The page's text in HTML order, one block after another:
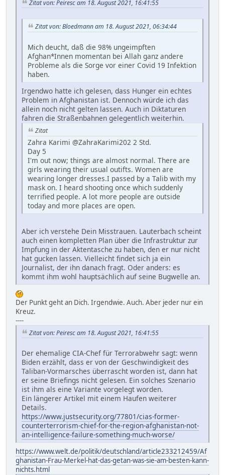
Zitat von: Peiresc am 18. August 2021, 16:41:55
Zitat von: Bloedmann am 18. August 2021, 06:34:44
Mich deucht, daß die 98% ungeimpften
Afghan*Innen momentan bei Allah ganz andere
Probleme als die Sorge vor einer Covid 19 Infektion
haben.
Irgendwo hatte ich gelesen, dass Hunger ein echtes
Problem in Afghanistan ist. Dennoch würde ich das
allein noch nicht gelten lassen. Auch in Diktaturen
fahren die Straßenbahnen gelegentlich weiterhin.
Zitat
Zahra Karimi @ZahraKarimi202 2 Std.
Day 5
I'm out now; things are almost normal. There are
girls wearing their usual outifts. Women are
wearing longer dresses.I passed by a Talib with my
mask on. I heard shooting once which suddenly
terrified people. A lot more people are outside
today and more places are open.
Aber ich verstehe Dein Misstrauen. Lauterbach scheint
auch einen kompletten Plan über die Infrastruktur zur
Impfung in der Aktentasche zu haben, den er nur nicht
hat gucken lassen. Vielleicht findet sich ja ein
Journalist, der ihn danach fragt. Oder anders: es
kommt ihm wohl hauptsächlich auf seine Bugwelle an.
Der Punkt geht an Dich. Irgendwie. Auch. Aber jeder nur ein
Kreuz.
----
Zitat von: Peiresc am 18. August 2021, 16:41:55
Der ehemalige CIA-Chef für Terrorabwehr sagt: wenn
Biden erzählt, dass er von der Geschwindigkeit des
Taliban-Vormarsches überrascht worden ist, dann hat
er seine Briefings nicht gelesen. Ein solches Szenario
ist ihm als eine Variante vorgelegt worden.
Ein längerer Artikel mit einem Haufen weiterer
Details.
https://www.justsecurity.org/77801/cias-former-
counterterrorism-chief-for-the-region-afghanistan-not-
an-intelligence-failure-something-much-worse/
https://www.welt.de/politik/deutschland/article233212459/Af
ghanistan-Frau-Merkel-hat-das-getan-was-sie-am-besten-kann-
nichts.html